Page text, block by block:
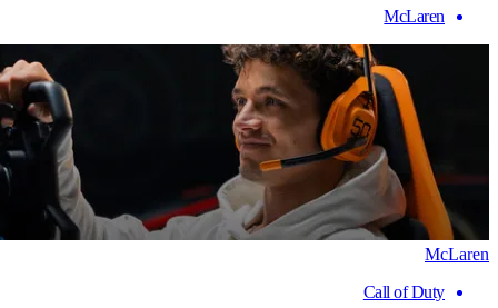
McLaren
McLaren
Call of Duty